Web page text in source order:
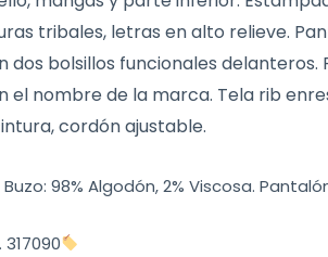
tribales, letras en alto relieve.
dos bolsillos funcionales delanteros.
el nombre de la marca. Tela rib
cordón ajustable.
Buzo: 98% Algodón, 2% Viscosa.
317090